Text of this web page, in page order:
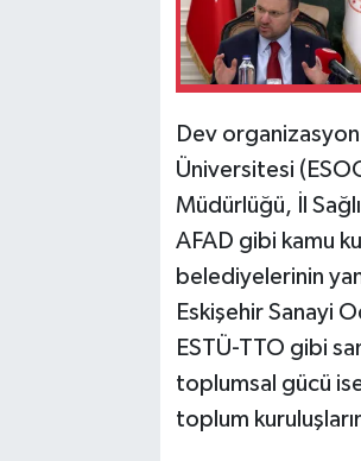
Dev
Üniversitesi
Müdürlüğü, İl
AFAD gibi kamu
belediyelerinin
Eskişehir Sanayi
ESTÜ-TTO gibi
toplumsal gücü ise
toplum